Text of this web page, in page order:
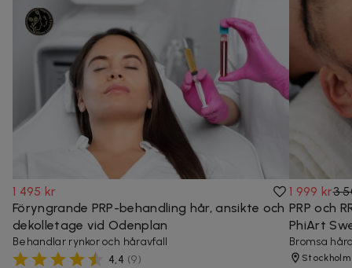
1 495 kr
Föryngrande PRP-behandling hår, ansikte och
dekolletage vid Odenplan
Behandlar rynkor och håravfall
4,4 (9)
1 999 kr3
PRP och
PhiArt
Bromsa
Stockholm